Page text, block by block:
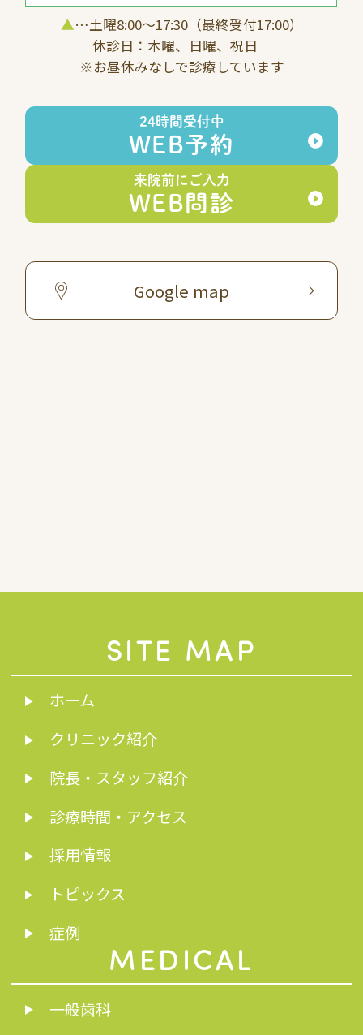
▲…土曜8:00〜17:30（最終受付17:00）
休診日：木曜、日曜、祝日
※お昼休みなしで診療しています
24時間受付中
WEB予約
来院前にご入力
WEB問診
Google map
SITE MAP
ホーム
クリニック紹介
院長・スタッフ紹介
診療時間・アクセス
採用情報
トピックス
症例
MEDICAL
一般歯科